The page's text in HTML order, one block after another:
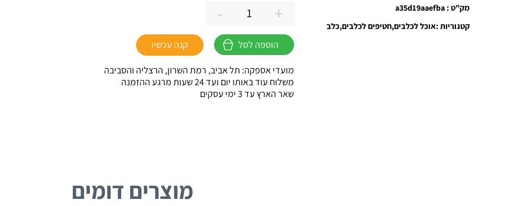
מק"ט : a35d19aaefba
קטגוריות :אוכל לכלבים חטיפים לכלבים כלב
+כמות
של
חטיף
FOODIES
מקלות
ברווז
-
הוספה לסל קנה עכשיו
מועדי אספקה: תל אביב, רמת השרון, הרצליה והסביבה
משלוח עוד באותו יום ועד 24 שעות מרגע ההזמנה
שאר הארץ עד 3 ימי עסקים
מוצרים דומים